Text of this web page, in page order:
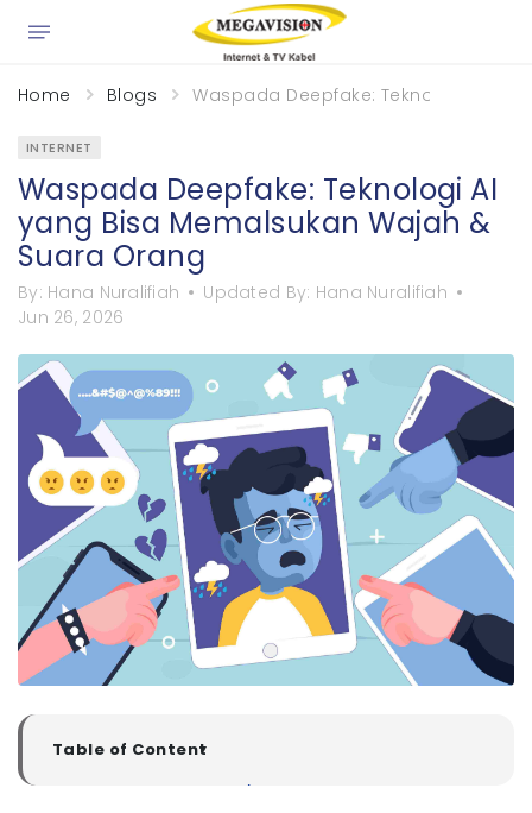
Home Blogs Waspada Deepfake: Teknologi AI
INTERNET
Waspada Deepfake: Teknologi AI
yang Bisa Memalsukan Wajah &
Suara Orang
By: Hana Nuralifiah Updated By: Hana Nuralifiah
Jun 26, 2026
Table of Content
▼